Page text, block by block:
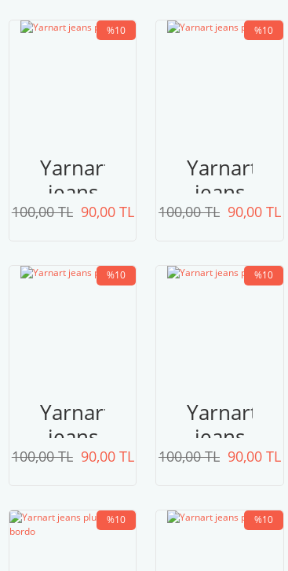
kahve
%10
Yarnart
jeans
plus90,00 TL
100,00 TL
%10
Yarnart
jeans
plus90,00 TL
100,00 TL
%10
Yarnart
jeans
plus90,00 TL
100,00 TL
%10
Yarnart
jeans
plus90,00 TL
100,00 TL
%10 %10